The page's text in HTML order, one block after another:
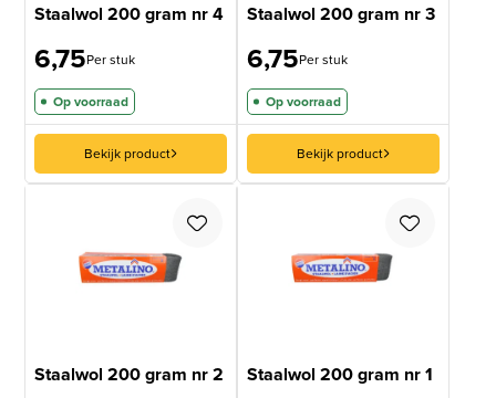
Staalwol 200 gram nr 4
6,75Per stuk
Op voorraad
Bekijk product
Staalwol 200 gram nr 3
6,75Per stuk
Op voorraad
Bekijk product
Staalwol 200 gram nr 2 Staalwol 200 gram nr 1